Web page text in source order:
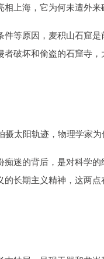
相上海，它为何未遭外来
件等原因，麦积山石窟
者破坏和偷盗的石窟寺
摄太阳轨迹，物理学家为
痴迷的背后，是对科学
的长期主义精神，这两